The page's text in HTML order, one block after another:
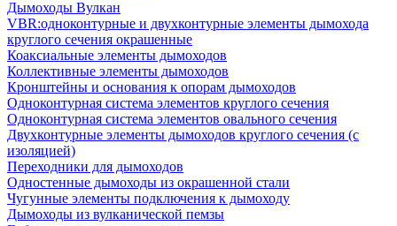
Дымоходы Вулкан
VBR:одноконтурные и двухконтурные элементы дымохода
круглого сечения окрашенные
Коаксиальные элементы дымоходов
Коллективные элементы дымоходов
Кронштейны и основания к опорам дымоходов
Одноконтурная система элементов круглого сечения
Одноконтурная система элементов овального сечения
Двухконтурные элементы дымоходов круглого сечения (с
изоляцией)
Переходники для дымоходов
Одностенные дымоходы из окрашенной стали
Чугунные элементы подключения к дымоходу
Дымоходы из вулканической пемзы